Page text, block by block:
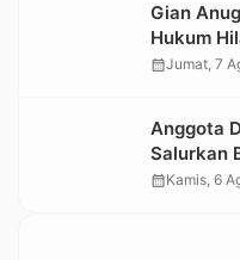
Gian
Hukum
tidak
calendar_monthJumat, 7
Anggota
Salurkan
calendar_monthKamis, 6